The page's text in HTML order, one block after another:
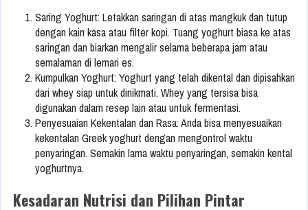
Saring Yoghurt: Letakkan saringan di atas mangkuk dan tutup
dengan kain kasa atau filter kopi. Tuang yoghurt biasa ke atas
saringan dan biarkan mengalir selama beberapa jam atau
semalaman di lemari es.
Kumpulkan Yoghurt: Yoghurt yang telah dikental dan dipisahkan
dari whey siap untuk dinikmati. Whey yang tersisa bisa
digunakan dalam resep lain atau untuk fermentasi.
Penyesuaian Kekentalan dan Rasa: Anda bisa menyesuaikan
kekentalan Greek yoghurt dengan mengontrol waktu
penyaringan. Semakin lama waktu penyaringan, semakin kental
yoghurtnya.
Kesadaran Nutrisi dan Pilihan Pintar